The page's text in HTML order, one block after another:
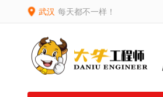
武汉 每天都不一样！